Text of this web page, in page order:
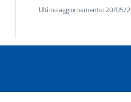
Ultimo aggiornamento: 20/05/